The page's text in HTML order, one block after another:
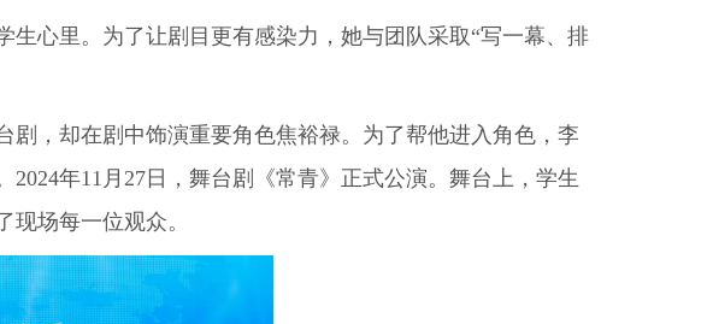
心里。为了让剧目更有感染力，她与团队采取“写一幕、排
，却在剧中饰演重要角色焦裕禄。为了帮他进入角色，李
2024年11月27日，舞台剧《常青》正式公演。舞台上，学生
场每一位观众。